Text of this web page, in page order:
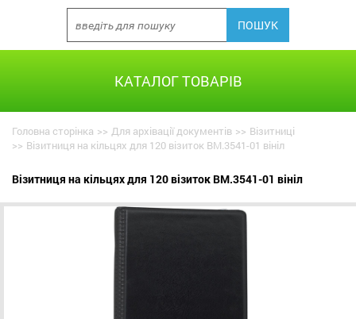
КАТАЛОГ ТОВАРІВ
Головна сторінка >> Для архівації документів >> Візитниці
>> Візитниця на кільцях для 120 візиток BM.3541-01 вініл
Візитниця на кільцях для 120 візиток BM.3541-01 вініл